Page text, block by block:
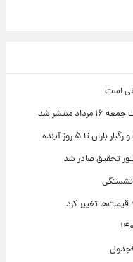
است
منتشر شد
تا ۵ روز آینده
تحقیق صادر شد